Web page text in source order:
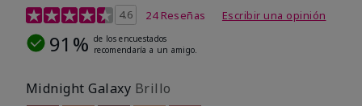
Calificación de clientes de 4,3 de 5
4.6 24 Reseñas Escribir una opinión
91% de los encuestados
recomendaría a un amigo.
Midnight Galaxy Brillo